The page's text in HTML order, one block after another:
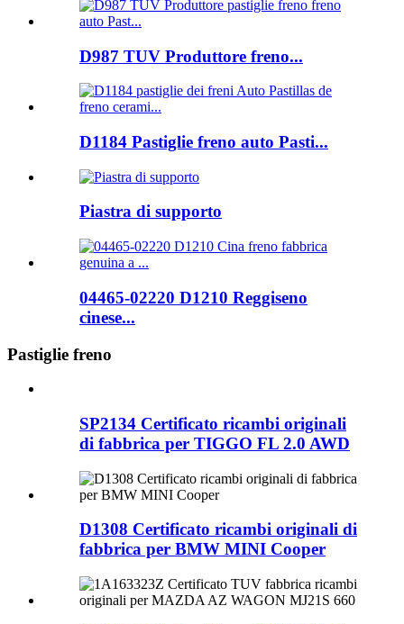
D987 TUV Produttore freno...
D1184 Pastiglie freno auto Pasti...
Piastra di supporto
04465-02220 D1210 Reggiseno
cinese...
Pastiglie freno
SP2134 Certificato ricambi originali
di fabbrica per TIGGO FL 2.0 AWD
D1308 Certificato ricambi originali di
fabbrica per BMW MINI Cooper